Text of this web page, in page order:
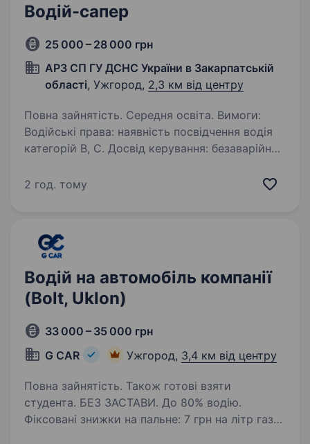
Водій-сапер
25 000 – 28 000 грн
АРЗ СП ГУ ДСНС України в Закарпатській
області, Ужгород, 2,3 км від центру
Повна зайнятість. Середня освіта. Вимоги:
Водійські права: наявність посвідчення водія
категорій B, C. Досвід керування: безаварійний
спецтранспорту від 2−3 років. Здоров’я
2 год. тому
Водій на автомобіль компанії
(Bolt, Uklon)
33 000 – 35 000 грн
G CAR
Ужгород, 3,4 км від центру
Повна зайнятість. Також готові взяти
студента. БЕЗ ЗАСТАВИ. До 80% водію.
Фіксовані знижки на пальне: 7 грн на літр газу і